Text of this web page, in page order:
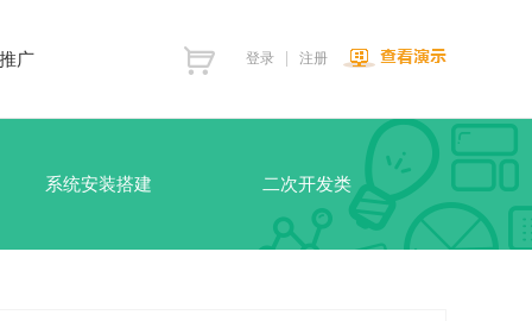
广 登录 注册
系统安装搭建 二次开发类